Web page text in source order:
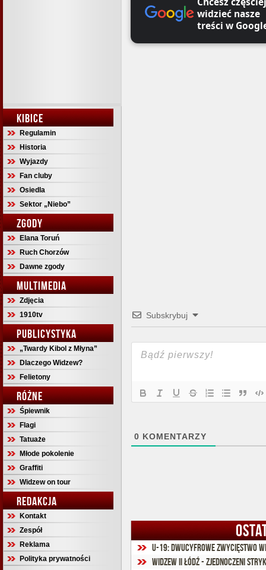
KIBICE
Regulamin
Historia
Wyjazdy
Fan cluby
Osiedla
Sektor „Niebo”
ZGODY
Elana Toruń
Ruch Chorzów
Dawne zgody
MULTIMEDIA
Zdjęcia
1910tv
PUBLICYSTYKA
„Twardy Kibol z Młyna”
Dlaczego Widzew?
Felietony
RÓŻNE
Śpiewnik
Flagi
Tatuaże
Młode pokolenie
Graffiti
Widzew on tour
REDAKCJA
Kontakt
Zespół
Reklama
Polityka prywatności
widzieć nasze
treści w
Subskrybuj
0 KOMENTARZY
U-19: Dwucyfrowe zwycięstwo
Widzew II Łódź - Zjednoczeni